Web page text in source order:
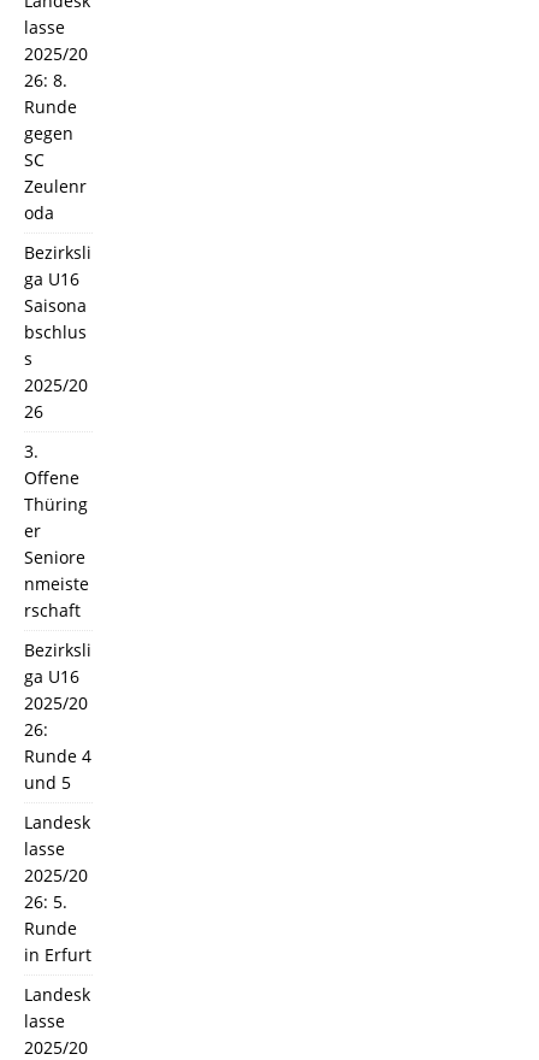
lasse
2025/20
26: 8.
Runde
gegen
SC
Zeulenr
oda
Bezirksli
ga U16
Saisona
bschlus
s
2025/20
26
3.
Offene
Thüring
er
Seniore
nmeiste
rschaft
Bezirksli
ga U16
2025/20
26:
Runde 4
und 5
Landesk
lasse
2025/20
26: 5.
Runde
in Erfurt
Landesk
lasse
2025/20